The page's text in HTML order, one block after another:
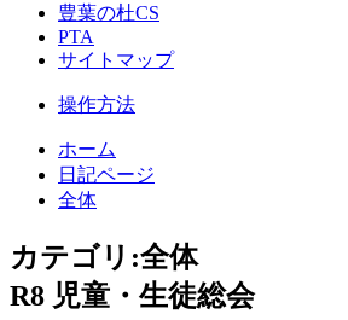
豊葉の杜CS
PTA
サイトマップ
操作方法
ホーム
日記ページ
全体
カテゴリ:全体
R8 児童・生徒総会